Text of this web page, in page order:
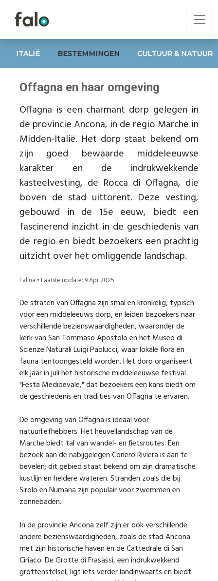
ITALIË BESTEMMINGEN CULTUUR & NATUUR
Offagna en haar omgeving
Offagna is een charmant dorp gelegen in
de provincie Ancona, in de regio Marche in
Midden-Italië. Het dorp staat bekend om
zijn goed bewaarde middeleeuwse
karakter en de indrukwekkende
kasteelvesting, de Rocca di Offagna, die
boven de stad uittorent. Deze vesting,
gebouwd in de 15e eeuw, biedt een
fascinerend inzicht in de geschiedenis van
de regio en biedt bezoekers een prachtig
uitzicht over het omliggende landschap.
Falina • Laatste update: 9 Apr 2025
De straten van Offagna zijn smal en kronkelig, typisch
voor een middeleeuws dorp, en leiden bezoekers naar
verschillende bezienswaardigheden, waaronder de
kerk van San Tommaso Apostolo en het Museo di
Scienze Naturali Luigi Paolucci, waar lokale flora en
fauna tentoongesteld worden. Het dorp organiseert
elk jaar in juli het historische middeleeuwse festival
"Festa Medioevale," dat bezoekers een kans biedt om
de geschiedenis en tradities van Offagna te ervaren.
De omgeving van Offagna is ideaal voor
natuurliefhebbers. Het heuvellandschap van de
Marche biedt tal van wandel- en fietsroutes. Een
bezoek aan de nabijgelegen Conero Riviera is aan te
bevelen; dit gebied staat bekend om zijn dramatische
kustlijn en heldere wateren. Stranden zoals die bij
Sirolo en Numana zijn populair voor zwemmen en
zonnebaden.
In de provincie Ancona zelf zijn er ook verschillende
andere bezienswaardigheden, zoals de stad Ancona
met zijn historische haven en de Cattedrale di San
Ciriaco. De Grotte di Frasassi, een indrukwekkend
grottenstelsel, ligt iets verder landinwaarts en biedt